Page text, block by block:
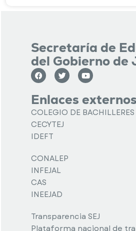
Secretaría de
del Gobierno de
Enlaces externos
COLEGIO DE BACHILLERES
CECYTEJ
IDEFT
CONALEP
INFEJAL
CAS
INEEJAD
Transparencia SEJ
Plataforma nacional de